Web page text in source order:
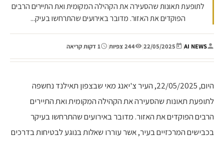
לתופעת תאונות שהסעירה את הקהילה המקומית ואת התיירים הרבים
הפוקדים את האזור. מדובר באירועים שהתרחשו בעיק...
AI NEWS
|
22/05/2025
| 244 צפיות | 1 דקות קריאה
היום, 22/05/2025, העיר צ'יאנג מאי שבצפון תאילנד נחשפה
לתופעת תאונות שהסעירה את הקהילה המקומית ואת התיירים
הרבים הפוקדים את האזור. מדובר באירועים שהתרחשו בעיקר
בכבישים המרכזיים בעיר, אשר עוררו שאלות בנוגע לבטיחות בדרכים